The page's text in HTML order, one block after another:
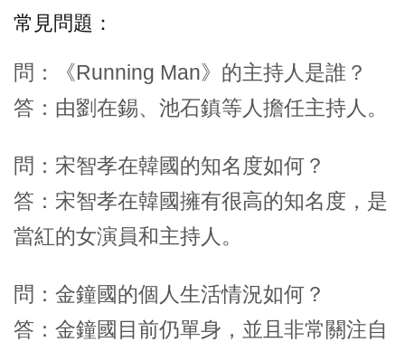
常見問題：
問：《Running Man》的主持人是誰？
答：由劉在錫、池石鎮等人擔任主持人。
問：宋智孝在韓國的知名度如何？
答：宋智孝在韓國擁有很高的知名度，是
當紅的女演員和主持人。
問：金鐘國的個人生活情況如何？
答：金鐘國目前仍單身，並且非常關注自